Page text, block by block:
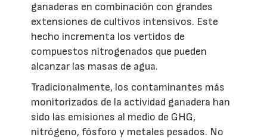
ganaderas en combinación con grandes
extensiones de cultivos intensivos. Este
hecho incrementa los vertidos de
compuestos nitrogenados que pueden
alcanzar las masas de agua.
Tradicionalmente, los contaminantes más
monitorizados de la actividad ganadera han
sido las emisiones al medio de GHG,
nitrógeno, fósforo y metales pesados. No